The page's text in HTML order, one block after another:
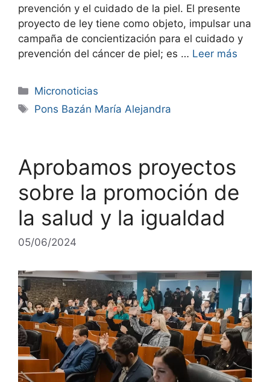
prevención y el cuidado de la piel. El presente
proyecto de ley tiene como objeto, impulsar una
campaña de concientización para el cuidado y
prevención del cáncer de piel; es … Leer más
Micronoticias
Pons Bazán María Alejandra
Aprobamos proyectos
sobre la promoción de
la salud y la igualdad
05/06/2024